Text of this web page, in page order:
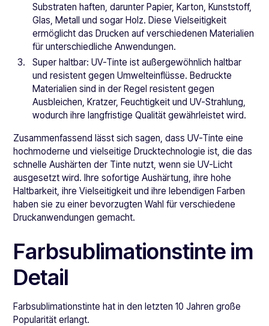
Substraten haften, darunter Papier, Karton, Kunststoff,
Glas, Metall und sogar Holz. Diese Vielseitigkeit
ermöglicht das Drucken auf verschiedenen Materialien
für unterschiedliche Anwendungen.
Super haltbar: UV-Tinte ist außergewöhnlich haltbar
und resistent gegen Umwelteinflüsse. Bedruckte
Materialien sind in der Regel resistent gegen
Ausbleichen, Kratzer, Feuchtigkeit und UV-Strahlung,
wodurch ihre langfristige Qualität gewährleistet wird.
Zusammenfassend lässt sich sagen, dass UV-Tinte eine
hochmoderne und vielseitige Drucktechnologie ist, die das
schnelle Aushärten der Tinte nutzt, wenn sie UV-Licht
ausgesetzt wird. Ihre sofortige Aushärtung, ihre hohe
Haltbarkeit, ihre Vielseitigkeit und ihre lebendigen Farben
haben sie zu einer bevorzugten Wahl für verschiedene
Druckanwendungen gemacht.
Farbsublimationstinte im
Detail
Farbsublimationstinte hat in den letzten 10 Jahren große
Popularität erlangt.